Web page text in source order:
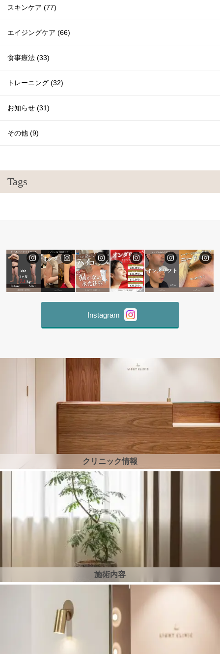
スキンケア (77)
エイジングケア (66)
食事療法 (33)
トレーニング (32)
お知らせ (31)
その他 (9)
Tags
Instagram
クリニック情報
施術内容